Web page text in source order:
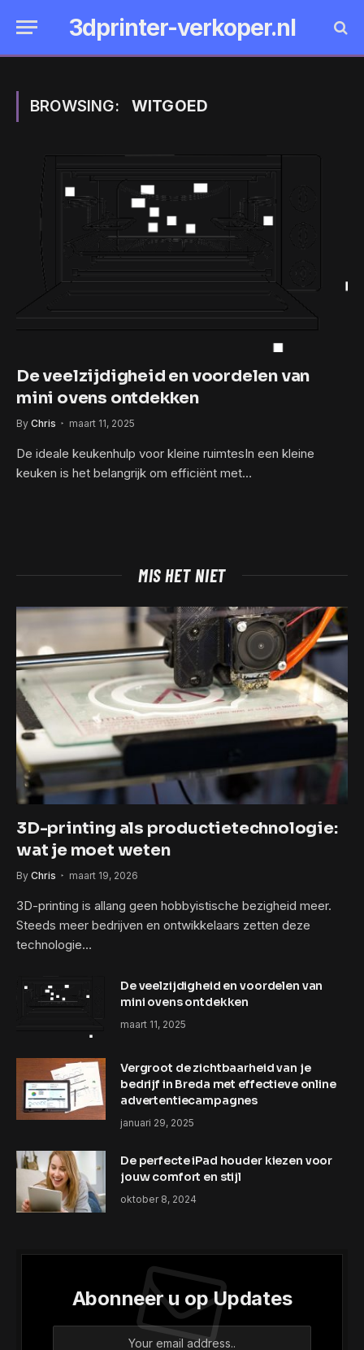
3dprinter-verkoper.nl
BROWSING: WITGOED
De veelzijdigheid en voordelen van
mini ovens ontdekken
By Chris maart 11, 2025
De ideale keukenhulp voor kleine ruimtesIn een kleine
keuken is het belangrijk om efficiënt met…
MIS HET NIET
3D-printing als productietechnologie:
wat je moet weten
By Chris maart 19, 2026
3D-printing is allang geen hobbyistische bezigheid meer.
Steeds meer bedrijven en ontwikkelaars zetten deze
technologie…
De veelzijdigheid en voordelen van
mini ovens ontdekken
maart 11, 2025
Vergroot de zichtbaarheid van je
bedrijf in Breda met effectieve online
advertentiecampagnes
januari 29, 2025
De perfecte iPad houder kiezen voor
jouw comfort en stijl
oktober 8, 2024
Abonneer u op Updates